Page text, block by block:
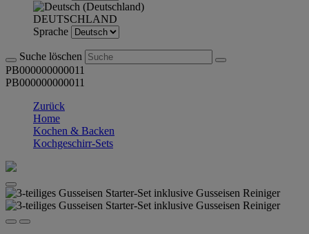
DEUTSCHLAND
Sprache
Suche löschen
PB000000000011
PB000000000011
Zurück
Home
Kochen & Backen
Kochgeschirr-Sets